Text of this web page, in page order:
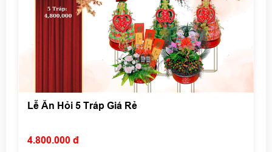
Lễ Ăn Hỏi 5 Tráp Giá Rẻ
4.800.000 đ